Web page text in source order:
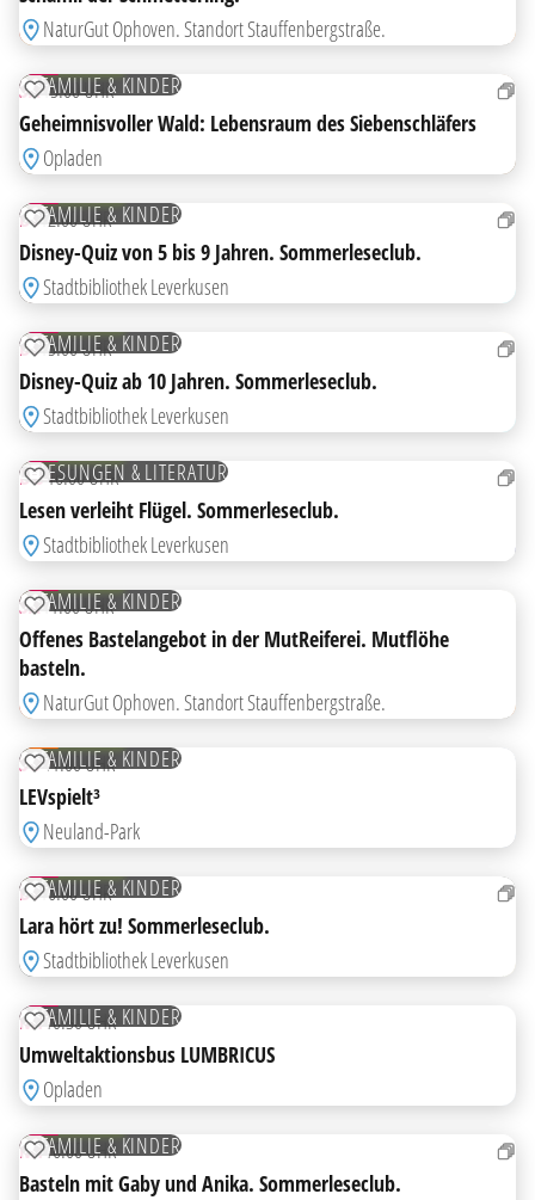
NaturGut Ophoven. Standort Stauffenbergstraße.
15
FAMILIE & KINDER
ZUR MERKLISTE HINZUFÜGEN
SA15:00 UHR
Geheimnisvoller Wald: Lebensraum des Siebenschläfers
Opladen
18
FAMILIE & KINDER
ZUR MERKLISTE HINZUFÜGEN
DI12:00 UHR
Disney-Quiz von 5 bis 9 Jahren. Sommerleseclub.
Stadtbibliothek Leverkusen
18
FAMILIE & KINDER
ZUR MERKLISTE HINZUFÜGEN
DI15:00 UHR
Disney-Quiz ab 10 Jahren. Sommerleseclub.
Stadtbibliothek Leverkusen
20
LESUNGEN & LITERATUR
ZUR MERKLISTE HINZUFÜGEN
DO16:00 UHR
Lesen verleiht Flügel. Sommerleseclub.
Stadtbibliothek Leverkusen
22
FAMILIE & KINDER
ZUR MERKLISTE HINZUFÜGEN
SA11:00 UHR
Offenes Bastelangebot in der MutReiferei. Mutflöhe
basteln.
NaturGut Ophoven. Standort Stauffenbergstraße.
HIGHLIGHT
23
FAMILIE & KINDER
ZUR MERKLISTE HINZUFÜGEN
SO11:00 UHR
LEVspielt³
Neuland-Park
25
FAMILIE & KINDER
ZUR MERKLISTE HINZUFÜGEN
DI16:00 UHR
Lara hört zu! Sommerleseclub.
Stadtbibliothek Leverkusen
26
FAMILIE & KINDER
ZUR MERKLISTE HINZUFÜGEN
MI10:30 UHR
Umweltaktionsbus LUMBRICUS
Opladen
26
FAMILIE & KINDER
ZUR MERKLISTE HINZUFÜGEN
MI16:00 UHR
Basteln mit Gaby und Anika. Sommerleseclub.